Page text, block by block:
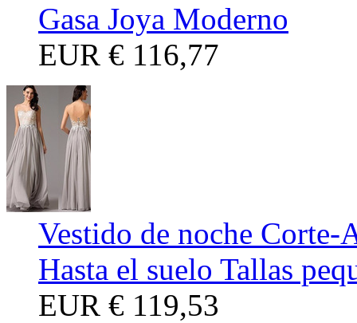
Gasa Joya Moderno
EUR € 116,77
Vestido de noche Corte-
Hasta el suelo Tallas
EUR € 119,53